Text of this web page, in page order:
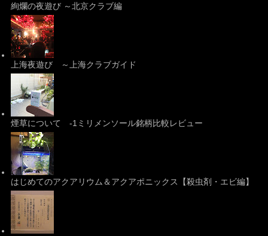
絢爛の夜遊び ～北京クラブ編
上海夜遊び ～上海クラブガイド
煙草について -1ミリメンソール銘柄比較レビュー
はじめてのアクアリウム＆アクアポニックス【殺虫剤・エビ編】